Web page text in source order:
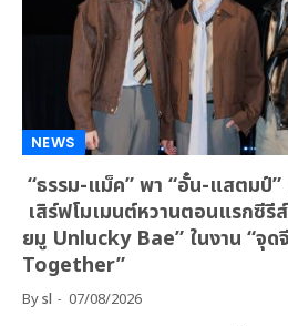
NEWS
“ธรรม-แม็ค” พา “อั๋น-แสตมป์”
เสิร์ฟโมเมนต์หวานตอนแรกซีรี
ยมู Unlucky Bae” ในงาน “จุ
Together”
Bysl 07/08/2026